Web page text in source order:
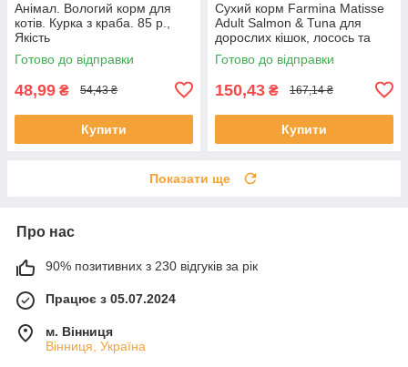
Анімал. Вологий корм для
котів. Курка з краба. 85 р.,
Якість
Готово до відправки
48,99 ₴ 54,43 ₴
Купити
Сухий корм Farmina Matisse
Adult Salmon & Tuna для
дорослих кішок, лосось та
тунець, 400 г, Якість
Готово до відправки
150,43 ₴ 167,14 ₴
Купити
Показати ще
Про нас
90% позитивних з 230 відгуків за рік
Працює з 05.07.2024
м. Вінниця
Вінниця, Україна